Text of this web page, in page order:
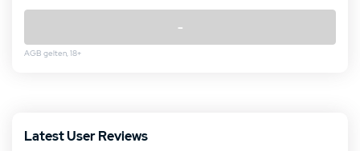
-
AGB gelten, 18+
Latest User Reviews